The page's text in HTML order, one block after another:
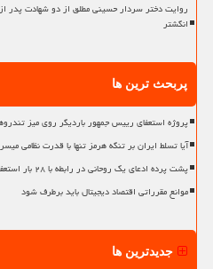
روایت دختر سردار حسینی مطلق از دو شهادت پدر
انگشتر
پربحث ترین ها
پروژه استعفای رییس جمهور باردیگر روی میز
آیا تسلط ایران بر تنگه هرمز تنها با قدرت نظامی
پشت پرده ادعای یک روحانی در رابطه با ۲۸ بار استعفای مسعود پزشکیان
موانع مقرراتی اقتصاد دیجیتال باید برطرف شود
جدیدترین ها